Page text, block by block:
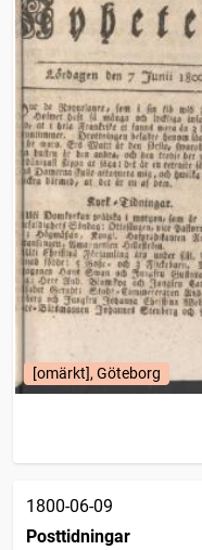
[omärkt], Göteborg
1800-06-09
Posttidningar